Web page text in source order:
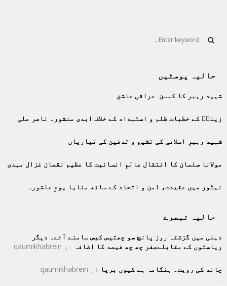
f
r
E
A
R
C
H
حالیہ پوسٹیں
شہید رہبر کا کمسن عراقی عاشق
زینبؑ کے خطبات ظلم و استبداد کے خلاف ابدی منشور۔ ناصر علی
شہید رہبرِ اسلامی کی تشیع و تدفین کی تیاریاں
مولانا سلمان کا انتقال عالمِ انسانیت کا عظیم نقصان غزال مہدی
نہٹور میں عقیدت، امن و اتحاد کے ساتھ منایا یومِ عاشورہ
حالیہ تبصرے
دہلی میں گزشتہ روز پانچ سو چھتیس کیس سامنے آئے۔ دیگر
ریاستوں کے مقابلےصفر چھ چھ فیصد کا اضافہ
از qaumikhabrein
چاند کی رویت۔ ہنگامہ ہے کیوں برپا از qaumikhabrein